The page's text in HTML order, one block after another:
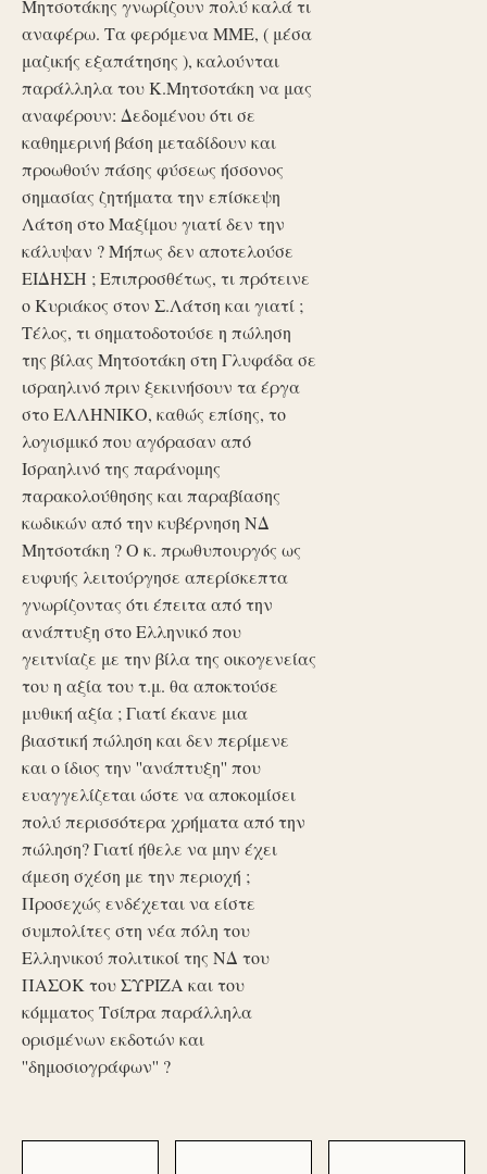
Μητσοτάκης γνωρίζουν πολύ καλά τι
αναφέρω. Τα φερόμενα ΜΜΕ, ( μέσα
μαζικής εξαπάτησης ), καλούνται
παράλληλα του Κ.Μητσοτάκη να μας
αναφέρουν: Δεδομένου ότι σε
καθημερινή βάση μεταδίδουν και
προωθούν πάσης φύσεως ήσσονος
σημασίας ζητήματα την επίσκεψη
Λάτση στο Μαξίμου γιατί δεν την
κάλυψαν ? Μήπως δεν αποτελούσε
ΕΙΔΗΣΗ ; Επιπροσθέτως, τι πρότεινε
ο Κυριάκος στον Σ.Λάτση και γιατί ;
Τέλος, τι σηματοδοτούσε η πώληση
της βίλας Μητσοτάκη στη Γλυφάδα σε
ισραηλινό πριν ξεκινήσουν τα έργα
στο ΕΛΛΗΝΙΚΟ, καθώς επίσης, το
λογισμικό που αγόρασαν από
Ισραηλινό της παράνομης
παρακολούθησης και παραβίασης
κωδικών από την κυβέρνηση ΝΔ
Μητσοτάκη ? Ο κ. πρωθυπουργός ως
ευφυής λειτούργησε απερίσκεπτα
γνωρίζοντας ότι έπειτα από την
ανάπτυξη στο Ελληνικό που
γειτνίαζε με την βίλα της οικογενείας
του η αξία του τ.μ. θα αποκτούσε
μυθική αξία ; Γιατί έκανε μια
βιαστική πώληση και δεν περίμενε
και ο ίδιος την ''ανάπτυξη'' που
ευαγγελίζεται ώστε να αποκομίσει
πολύ περισσότερα χρήματα από την
πώληση? Γιατί ήθελε να μην έχει
άμεση σχέση με την περιοχή ;
Προσεχώς ενδέχεται να είστε
συμπολίτες στη νέα πόλη του
Ελληνικού πολιτικοί της ΝΔ του
ΠΑΣΟΚ του ΣΥΡΙΖΑ και του
κόμματος Τσίπρα παράλληλα
ορισμένων εκδοτών και
''δημοσιογράφων'' ?